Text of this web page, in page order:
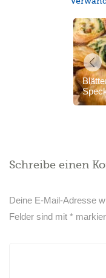
Schreibe einen
Deine E-Mail-Adresse
Felder sind mit*